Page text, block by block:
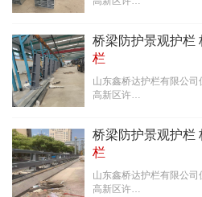
桥梁防护景观护栏
栏
山东鑫桥达护栏有限公
高新区许…
桥梁防护景观护栏
栏
山东鑫桥达护栏有限公
高新区许…